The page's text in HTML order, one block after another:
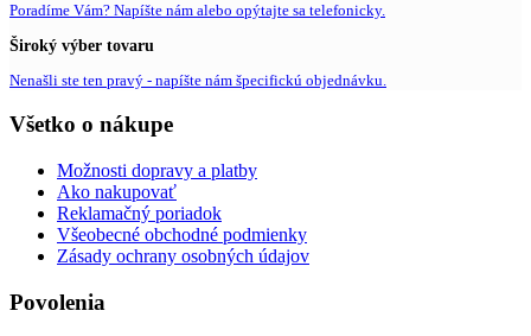
Poradíme Vám? Napíšte nám alebo opýtajte sa telefonicky.
Široký výber tovaru
Nenašli ste ten pravý - napíšte nám špecifickú objednávku.
Všetko o nákupe
Možnosti dopravy a platby
Ako nakupovať
Reklamačný poriadok
Všeobecné obchodné podmienky
Zásady ochrany osobných údajov
Povolenia